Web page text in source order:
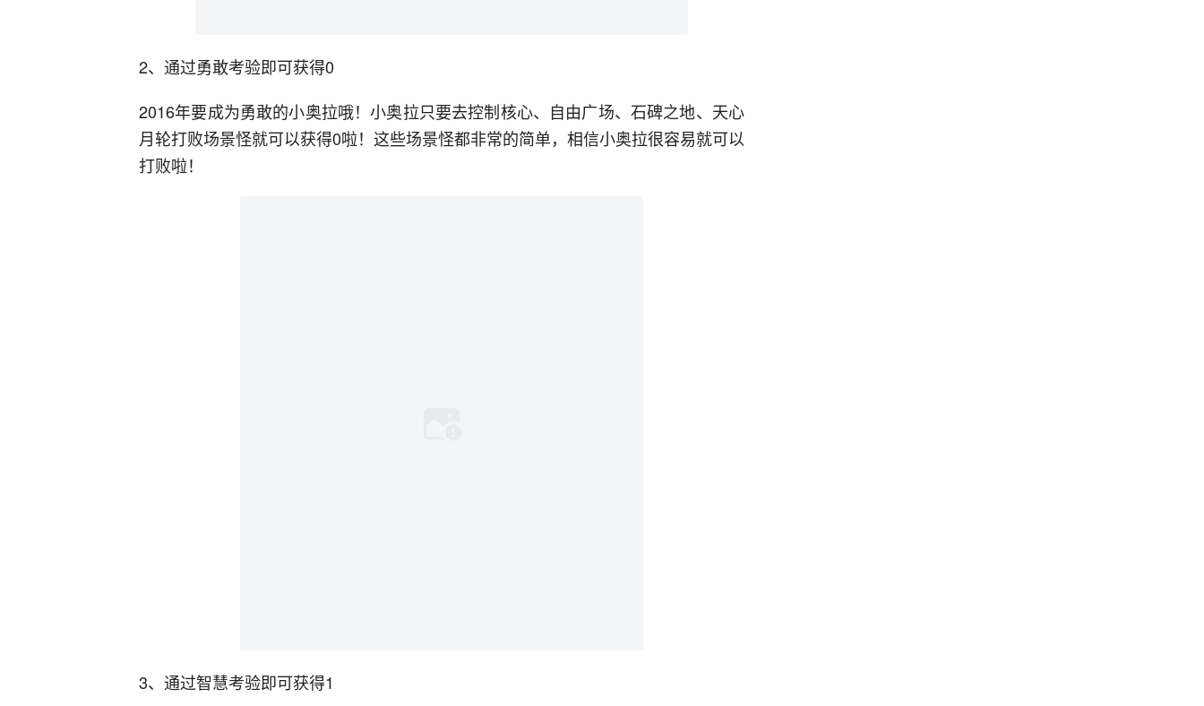
2、通过勇敢考验即可获得0
2016年要成为勇敢的小奥拉哦！小奥拉只要去控制核心、自由广场、石碑之地、天心
月轮打败场景怪就可以获得0啦！这些场景怪都非常的简单，相信小奥拉很容易就可以
打败啦！
3、通过智慧考验即可获得1